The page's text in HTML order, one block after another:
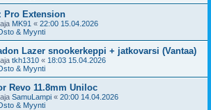
Pro Extension
MK91 « 22:00 15.04.2026
& Myynti
Lazer snookerkeppi + jatkovarsi (Vantaa)
tkh1310 « 18:03 15.04.2026
& Myynti
Revo 11.8mm Uniloc
SamuLampi « 20:00 14.04.2026
& Myynti